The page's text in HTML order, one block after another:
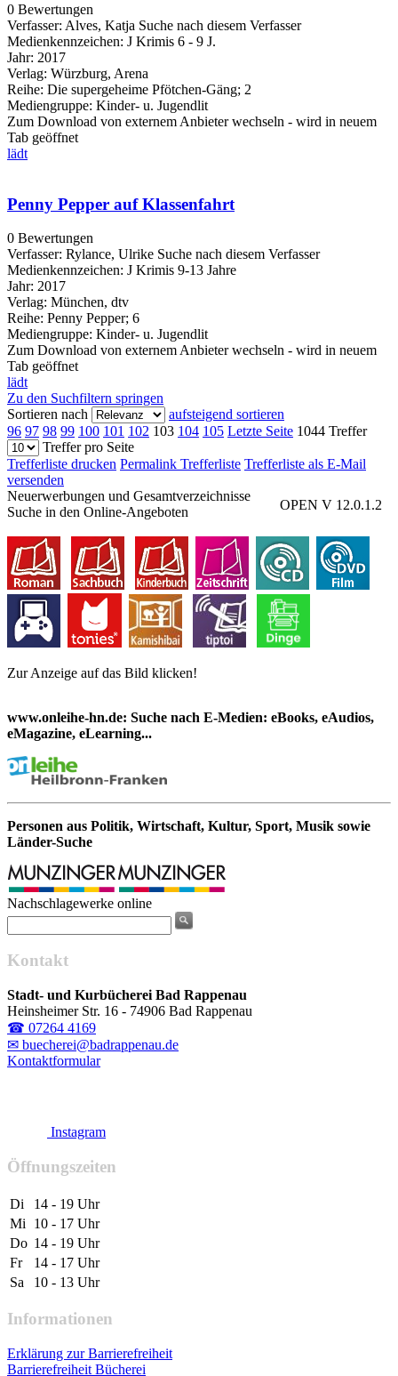
0 Bewertungen
Verfasser: Alves, Katja Suche nach diesem Verfasser
Medienkennzeichen: J Krimis 6 - 9 J.
Jahr: 2017
Verlag: Würzburg, Arena
Reihe: Die supergeheime Pfötchen-Gäng; 2
Mediengruppe: Kinder- u. Jugendlit
Zum Download von externem Anbieter wechseln - wird in neuem
Tab geöffnet
lädt
Penny Pepper auf Klassenfahrt
0 Bewertungen
Verfasser: Rylance, Ulrike Suche nach diesem Verfasser
Medienkennzeichen: J Krimis 9-13 Jahre
Jahr: 2017
Verlag: München, dtv
Reihe: Penny Pepper; 6
Mediengruppe: Kinder- u. Jugendlit
Zum Download von externem Anbieter wechseln - wird in neuem
Tab geöffnet
lädt
Zu den Suchfiltern springen
Sortieren nach
aufsteigend sortieren
96 97 98 99 100 101 102 103 104 105 Letzte Seite 1044 Treffer
Treffer pro Seite
Trefferliste drucken Permalink Trefferliste Trefferliste als E-Mail
versenden
OPEN V 12.0.1.2
Neuerwerbungen und Gesamtverzeichnisse
Zur Anzeige auf das Bild klicken!
Suche in den Online-Angeboten
www.onleihe-hn.de: Suche nach E-Medien: eBooks, eAudios,
eMagazine, eLearning...
Personen aus Politik, Wirtschaft, Kultur, Sport, Musik sowie
Länder-Suche
Nachschlagewerke online
Kontakt
Stadt- und Kurbücherei Bad Rappenau
Heinsheimer Str. 16 - 74906 Bad Rappenau
☎ 07264 4169
✉ buecherei@badrappenau.de
Kontaktformular
Instagram
Öffnungszeiten
Di
14 - 19 Uhr
Mi
10 - 17 Uhr
Do 14 - 19 Uhr
Fr
14 - 17 Uhr
Sa
10 - 13 Uhr
Informationen
Erklärung zur Barrierefreiheit
Barrierefreiheit Bücherei